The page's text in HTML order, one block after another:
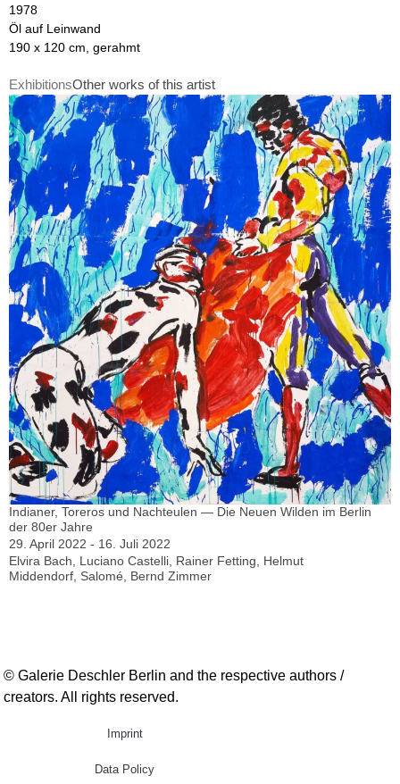
1978
Öl auf Leinwand
190 x 120 cm, gerahmt
ExhibitionsOther works of this artist
Indianer, Toreros und Nachteulen — Die Neuen Wilden im Berlin
der 80er Jahre
29. April 2022 - 16. Juli 2022
Elvira Bach, Luciano Castelli, Rainer Fetting, Helmut
Middendorf, Salomé, Bernd Zimmer
© Galerie Deschler Berlin and the respective authors /
creators. All rights reserved.
Imprint
Data Policy